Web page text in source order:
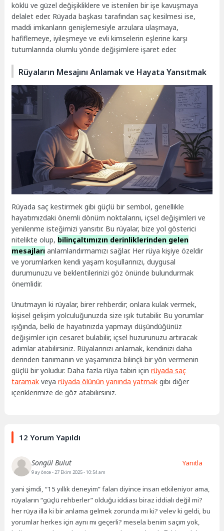
köklü ve güzel değişikliklere ve istenilen bir işe kavuşmaya
delalet eder. Rüyada başkası tarafından saç kesilmesi ise,
maddi imkanların genişlemesiyle arzulara ulaşmaya,
hafiflemeye, iyileşmeye ve evli kimselerin eşlerine karşı
tutumlarında olumlu yönde değişimlere işaret eder.
Rüyaların Mesajını Anlamak ve Hayata Yansıtmak
Rüyada saç kestirmek gibi güçlü bir sembol, genellikle
hayatımızdaki önemli dönüm noktalarını, içsel değişimleri ve
yenilenme isteğimizi yansıtır. Bu rüyalar, bize yol gösterici
nitelikte olup, bilinçaltımızın derinliklerinden gelen
mesajları anlamlandırmamızı sağlar. Her rüya kişiye özeldir
ve yorumlarken kendi yaşam koşullarınızı, duygusal
durumunuzu ve beklentilerinizi göz önünde bulundurmak
önemlidir.
Unutmayın ki rüyalar, birer rehberdir; onlara kulak vermek,
kişisel gelişim yolculuğunuzda size ışık tutabilir. Bu yorumlar
ışığında, belki de hayatınızda yapmayı düşündüğünüz
değişimler için cesaret bulabilir, içsel huzurunuzu artıracak
adımlar atabilirsiniz. Rüyalarınızı anlamak, kendinizi daha
derinden tanımanın ve yaşamınıza bilinçli bir yön vermenin
güçlü bir yoludur. Daha fazla rüya tabiri içinrüyada saç
taramak veyarüyada ölünün yanında yatmak gibi diğer
içeriklerimize de göz atabilirsiniz.
12 Yorum Yapıldı
Songül Bulut
9 ay önce- 27 Ekim 2025 - 10:54 am
yani şimdi, “15 yıllık deneyim” falan diyince insan etkileniyor ama,
rüyaların “güçlü rehberler” olduğu iddiası biraz iddialı değil mi?
her rüya illa ki bir anlama gelmek zorunda mı ki? velev ki geldi, bu
yorumlar herkes için aynı mı geçerli? mesela benim saçım yok,
Yanıtla